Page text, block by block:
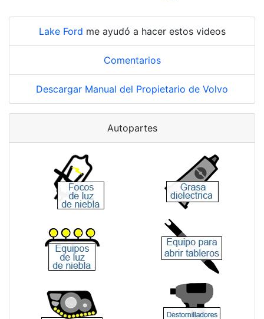
Lake Ford me ayudó a hacer estos videos
Comentarios
Descargar Manual del Propietario de Volvo
Autopartes